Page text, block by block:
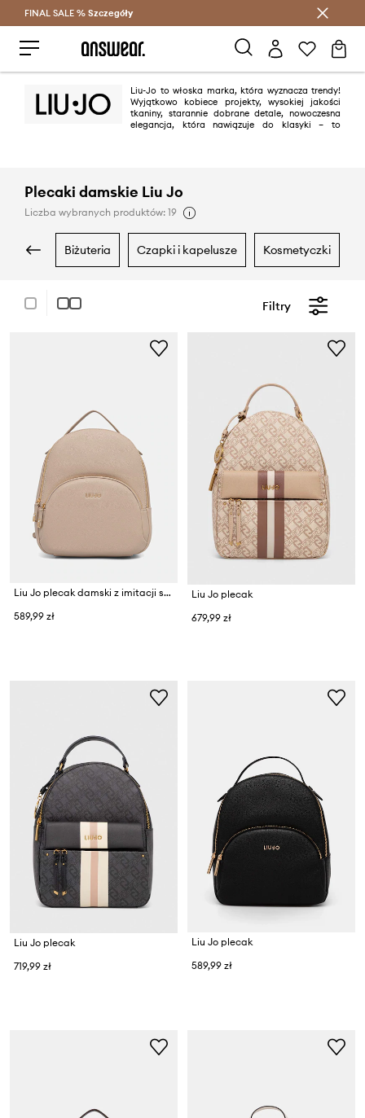
Oszczędzaj z Answear Club >
FINAL SALE % Szczegóły
Liu-Jo to włoska marka, która wyznacza trendy!
Wyjątkowo kobiece projekty, wysokiej jakości
tkaniny, starannie dobrane detale, nowoczesna
elegancja, która nawiązuje do klasyki – to
Plecaki damskie Liu Jo
Liczba wybranych produktów: 19
biżuteria czapki i kapelusze kosmetyczki
Filtry
Liu Jo plecak damski z imitacji skóry
589,99 zł
Liu Jo plecak
679,99 zł
Liu Jo plecak
719,99 zł
Liu Jo plecak
589,99 zł